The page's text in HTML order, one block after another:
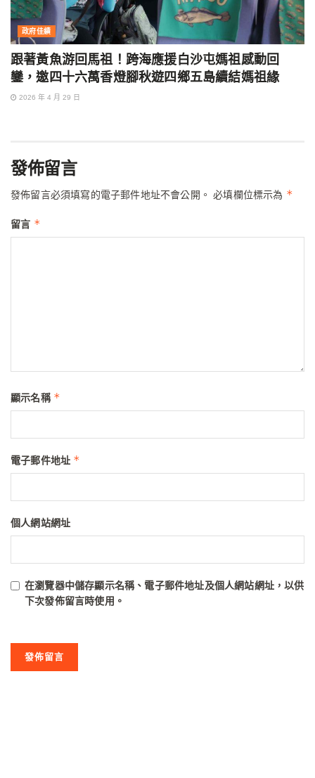
政府佳績
跟著黃魚游回馬祖！跨海應援白沙屯媽祖感動回
鑾，邀四十六萬香燈腳秋遊四鄉五島續結媽祖緣
2026 年 4 月 29 日
發佈留言
發佈留言必須填寫的電子郵件地址不會公開。 必填欄位標示為 *
留言 *
顯示名稱 *
電子郵件地址 *
個人網站網址
在瀏覽器中儲存顯示名稱、電子郵件地址及個人網站網址，以供
下次發佈留言時使用。